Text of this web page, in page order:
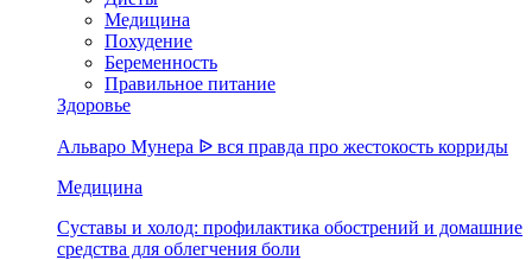
Медицина
Похудение
Беременность
Правильное питание
Здоровье
Альваро Мунера ᐉ вся правда про жестокость корриды
Медицина
Суставы и холод: профилактика обострений и домашние
средства для облегчения боли